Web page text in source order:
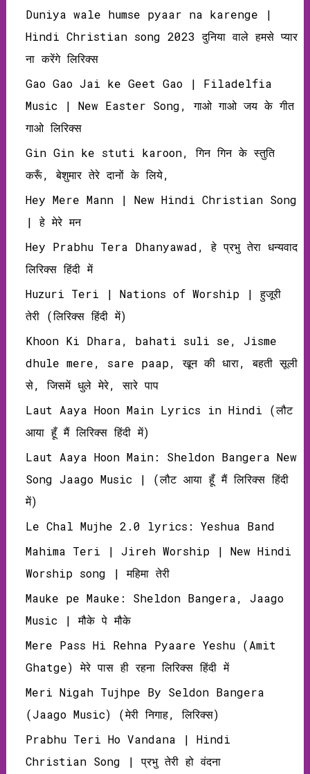
Duniya wale humse pyaar na karenge |
Hindi Christian song 2023 दुनिया वाले हमसे प्यार
ना करेंगे लिरिक्स
Gao Gao Jai ke Geet Gao | Filadelfia
Music | New Easter Song, गाओ गाओ जय के गीत
गाओ लिरिक्‍स
Gin Gin ke stuti karoon, गिन गिन के स्तुति
करूँ, बेशुमार तेरे दानों के लिये,
Hey Mere Mann | New Hindi Christian Song
| हे मेरे मन
Hey Prabhu Tera Dhanyawad, हे प्रभु तेरा धन्‍यवाद
लिरिक्‍स हिंदी में
Huzuri Teri | Nations of Worship | हुजूरी
तेरी (लिरिक्‍स हिंदी में)
Khoon Ki Dhara, bahati suli se, Jisme
dhule mere, sare paap, खून की धारा, बहती सूली
से, जिसमें धुले मेरे, सारे पाप
Laut Aaya Hoon Main Lyrics in Hindi (लौट
आया हूँ मैं लिरिक्‍स हिंदी में)
Laut Aaya Hoon Main: Sheldon Bangera New
Song Jaago Music | (लौट आया हूँ मैं लिरिक्‍स हिंदी
में)
Le Chal Mujhe 2.0 lyrics: Yeshua Band
Mahima Teri | Jireh Worship | New Hindi
Worship song | महिमा तेरी
Mauke pe Mauke: Sheldon Bangera, Jaago
Music | मौके पे मौके
Mere Pass Hi Rehna Pyaare Yeshu (Amit
Ghatge) मेरे पास ही रहना लिरिक्‍स हिंदी में
Meri Nigah Tujhpe By Seldon Bangera
(Jaago Music) (मेरी निगाह, लिरिक्‍स)
Prabhu Teri Ho Vandana | Hindi
Christian Song | प्रभु तेरी हो वंदना